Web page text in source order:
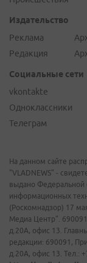
Издательство
Реклама
Редакция
Социальные сети
vkontakte
Одноклассники
Телеграм
На данном сайте
"VLADNEWS" -
выдано Федеральной
информационных
(Роскомнадзор) 17
Медиа Центр".
д.20А, офис 13.
редакции: 690091,
д.20А, офис 13. Тел.: